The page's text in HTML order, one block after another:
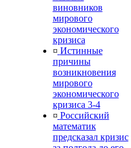
виновников
мирового
экономического
кризиса
¤ Истинные
причины
возникновения
мирового
экономического
кризиса 3-4
¤ Российский
математик
предсказал кризис